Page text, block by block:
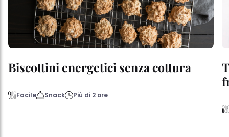
Biscottini energetici senza cottura
Facile Snack Più di 2 ore